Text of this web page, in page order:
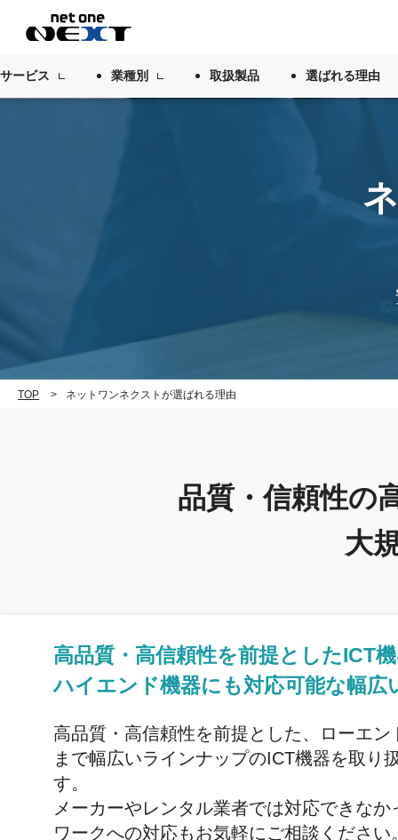
サービス 業種別 取扱製品 選ばれる理由
TOP ネットワンネクストが選ばれる理由
品質・信頼性の
大
高品質・高信頼性を前提としたICT
ハイエンド機器にも対応可能な幅広
高品質・高信頼性を前提とした、ローエン
まで幅広いラインナップのICT機器を取り
す。
メーカーやレンタル業者では対応できな
ワークへの対応もお気軽にご相談ください